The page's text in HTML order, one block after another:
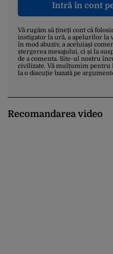
Intră în cont
Vă rugăm să țineți cont că
instigator la ură, a apelurilor la
în mod abuziv, a aceluiași
ștergerea mesajului, ci și la
de a comenta. Site-ul nostru
civilizate. Vă mulțumim
la o discuție bazată pe
Recomandarea video